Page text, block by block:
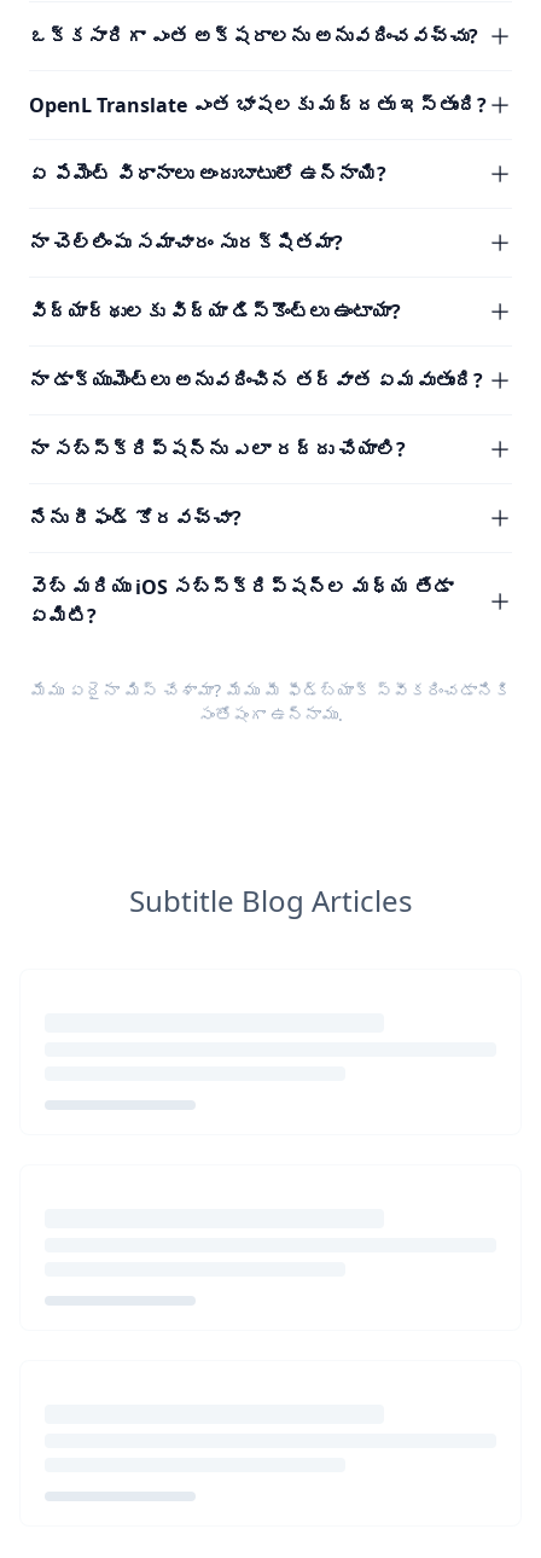
ఒక్కసారిగా ఎంత అక్షరాలను అనువదించవచ్చు?
OpenL Translate ఎంత భాషలకు మద్దతు ఇస్తుంది?
ఏ పేమెంట్ విధానాలు అందుబాటులో ఉన్నాయి?
నా చెల్లింపు సమాచారం సురక్షితమా?
విద్యార్థులకు విద్యా డిస్కౌంట్లు ఉంటాయా?
నా డాక్యుమెంట్లు అనువదించిన తర్వాత ఏమవుతుంది?
నా సబ్‌స్క్రిప్షన్‌ను ఎలా రద్దు చేయాలి?
నేను రీఫండ్ కోరవచ్చా?
వెబ్ మరియు iOS సబ్‌స్క్రిప్షన్‌ల మధ్య తేడా
ఏమిటి?
మేము ఏదైనా మిస్ చేశామా? మేము మీ ఫీడ్‌బ్యాక్ స్వీకరించడానికి
సంతోషంగా ఉన్నాము.
Subtitle Blog Articles